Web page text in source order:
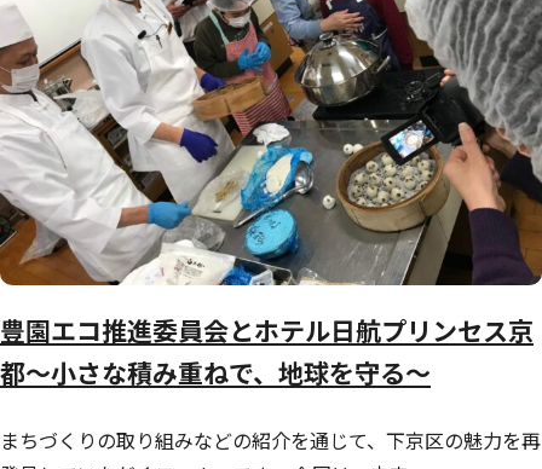
豊園エコ推進委員会とホテル日航プリンセス京
都～小さな積み重ねで、地球を守る～
まちづくりの取り組みなどの紹介を通じて、下京区の魅力を再